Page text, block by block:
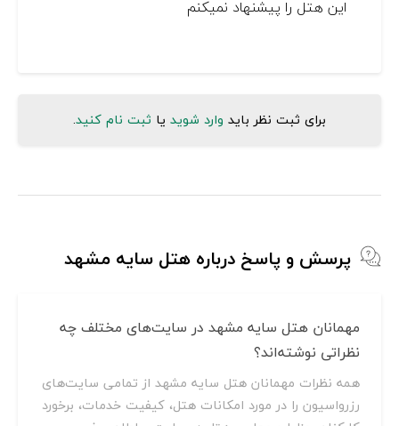
این هتل را پیشنهاد نمیکنم
برای ثبت نظر باید وارد شوید یا ثبت نام کنید.
پرسش و پاسخ درباره هتل سایه مشهد
مهمانان هتل سایه مشهد در سایت‌های مختلف چه
نظراتی نوشته‌اند؟
همه نظرات مهمانان هتل سایه مشهد از تمامی سایت‌های
رزرواسیون را در مورد امکانات هتل، کیفیت خدمات، برخورد